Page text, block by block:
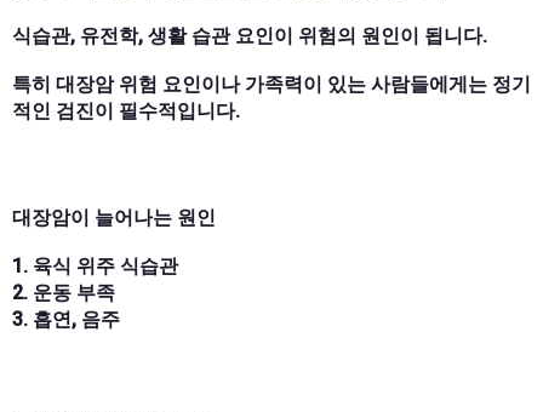
식습관, 유전학, 생활 습관 요인이 위험의 원인이 됩니다.
특히 대장암 위험 요인이나 가족력이 있는 사람들에게는 정기
적인 검진이 필수적입니다.
대장암이 늘어나는 원인
1. 육식 위주 식습관
2. 운동 부족
3. 흡연, 음주